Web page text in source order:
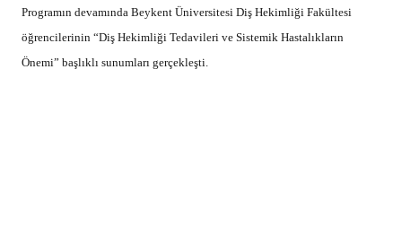
Programın devamında Beykent Üniversitesi Diş Hekimliği Fakültesi
öğrencilerinin “Diş Hekimliği Tedavileri ve Sistemik Hastalıkların
Önemi” başlıklı sunumları gerçekleşti.